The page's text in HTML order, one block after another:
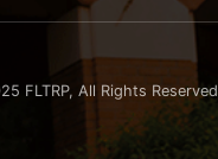
FLTRP, All Rights Reserved